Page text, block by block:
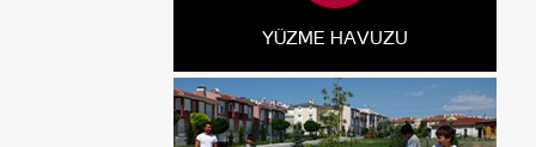
YÜZME HAVUZU